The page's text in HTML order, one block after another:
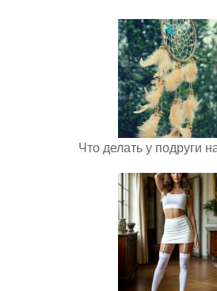
Что делать у подруги